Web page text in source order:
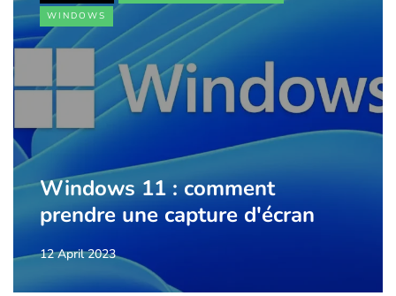
WINDOWS
Windows 11 : comment
prendre une capture d'écran
12 April 2023